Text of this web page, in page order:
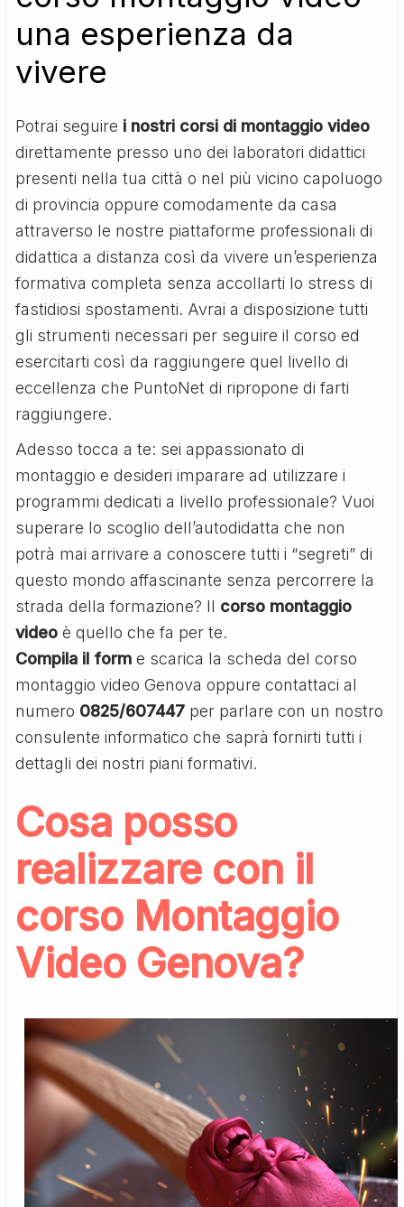
una esperienza da
vivere
Potrai seguire i nostri corsi di montaggio video
direttamente presso uno dei laboratori didattici
presenti nella tua città o nel più vicino capoluogo
di provincia oppure comodamente da casa
attraverso le nostre piattaforme professionali di
didattica a distanza così da vivere un’esperienza
formativa completa senza accollarti lo stress di
fastidiosi spostamenti. Avrai a disposizione tutti
gli strumenti necessari per seguire il corso ed
esercitarti così da raggiungere quel livello di
eccellenza che PuntoNet di ripropone di farti
raggiungere.
Adesso tocca a te: sei appassionato di
montaggio e desideri imparare ad utilizzare i
programmi dedicati a livello professionale? Vuoi
superare lo scoglio dell’autodidatta che non
potrà mai arrivare a conoscere tutti i “segreti” di
questo mondo affascinante senza percorrere la
strada della formazione? Il corso montaggio
video è quello che fa per te.
Compila il form e scarica la scheda del corso
montaggio video Genova oppure contattaci al
numero 0825/607447 per parlare con un nostro
consulente informatico che saprà fornirti tutti i
dettagli dei nostri piani formativi.
Cosa posso
realizzare con il
corso Montaggio
Video Genova?